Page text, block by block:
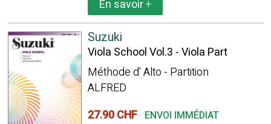
En savoir+
Suzuki
Viola School Vol.3 - Viola Part
Méthode d' Alto - Partition
ALFRED
27.90 CHF ENVOI IMMÉDIAT